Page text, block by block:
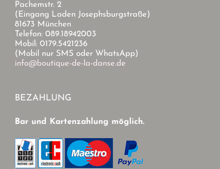
Pachemstr. 2
(Eingang Laden Josephsburgstraße)
81673 München
Telefon: 089.18942003
Mobil: 0179.5421236
(Mobil nur SMS oder WhatsApp)
info@boutique-de-la-danse.de
BEZAHLUNG
Bar und Kartenzahlung möglich.